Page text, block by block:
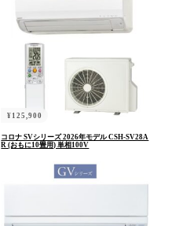
¥ 125,900
コロナ SVシリーズ 2026年モデル CSH-SV28A
R (おもに10畳用) 単相100V
ユーザー名またはメールアドレス